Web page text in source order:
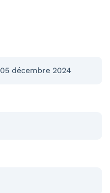
05 décembre 2024